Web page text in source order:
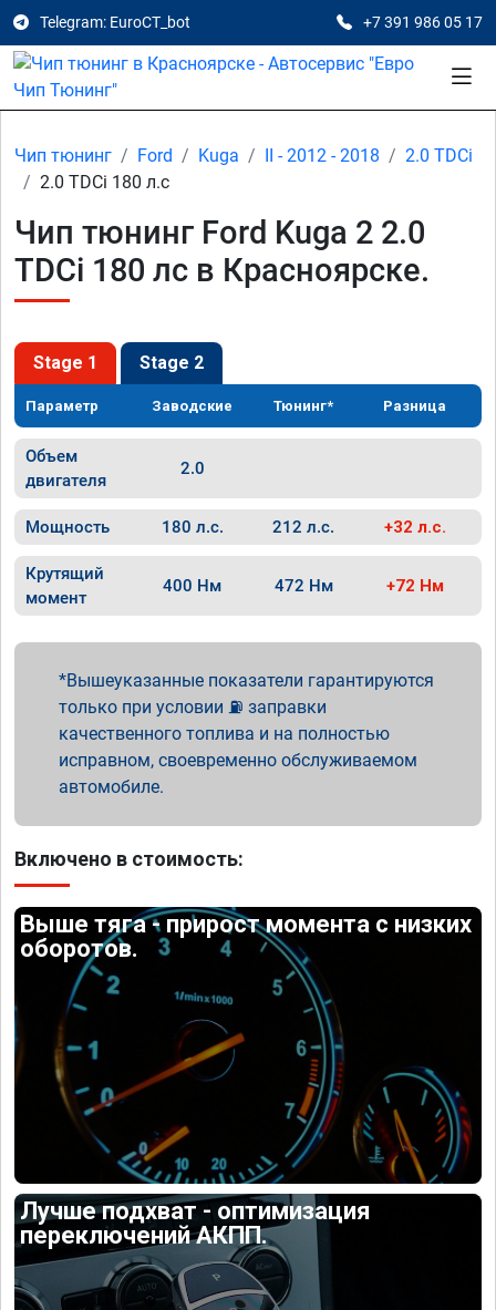
Telegram: EuroCT_bot +7 391 986 05 17
Чип тюнинг Ford Kuga II - 2012 - 2018
2.0 TDCi
2.0 TDCi 180 л.с
Чип тюнинг Ford Kuga 2 2.0
TDCi 180 лс в Красноярске.
Stage 1 Stage 2
Параметр Заводские Тюнинг* Разница
Объем
двигателя
2.0
Мощность 180 л.с. 212 л.с. +32 л.с.
Крутящий
момент
400 Нм 472 Нм +72 Нм
Вышеуказанные показатели гарантируются
только при условии ⛽ заправки
качественного топлива и на полностью
исправном, своевременно обслуживаемом
автомобиле.
Включено в стоимость:
Выше тяга - прирост момента с низких
оборотов.
Лучше подхват - оптимизация
переключений АКПП.